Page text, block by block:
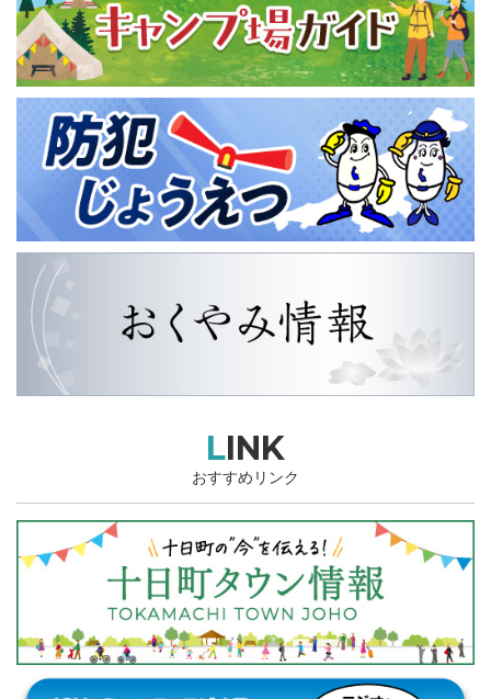
LINK
おすすめリンク